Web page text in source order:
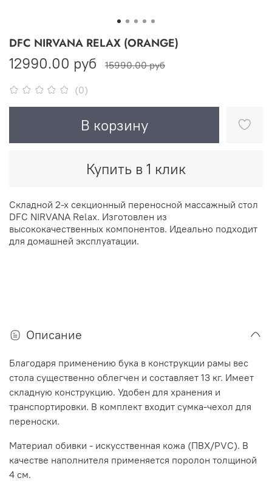
(0)
DFC NIRVANA RELAX (ORANGE)
12990.00 руб 15990.00 руб
В корзину
Купить в 1 клик
Складной 2-х секционный переносной массажный стол
DFC NIRVANA Relax. Изготовлен из
высококачественных компонентов. Идеально подходит
для домашней эксплуатации.
Описание
Благодаря применению бука в конструкции рамы вес
стола существенно облегчен и составляет 13 кг. Имеет
складную конструкцию. Удобен для хранения и
транспортировки. В комплект входит сумка-чехол для
переноски.
Материал обивки - искусственная кожа (ПВХ/PVC). В
качестве наполнителя применяется поролон толщиной
4 см.